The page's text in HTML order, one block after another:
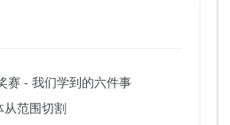
赛 - 我们学到的六件事
从范围切割